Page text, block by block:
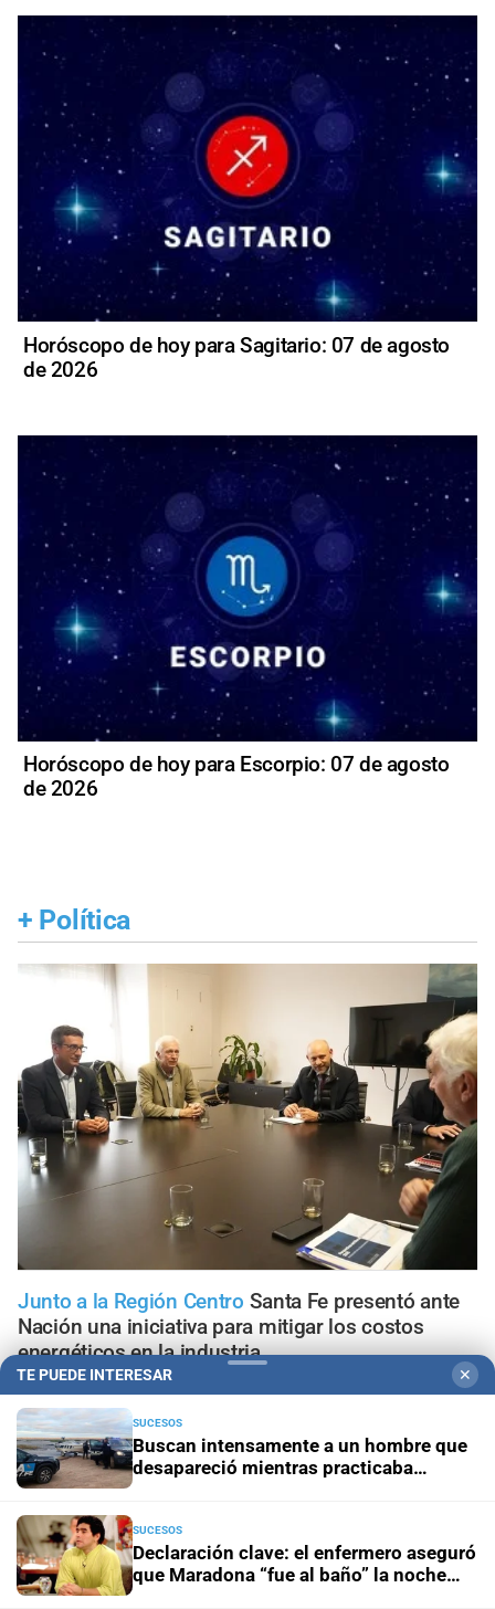
Horóscopo de hoy para Sagitario: 07 de agosto
de 2026
Horóscopo de hoy para Escorpio: 07 de agosto
de 2026
+ Política
Junto a la Región Centro Santa Fe presentó ante
Nación una iniciativa para mitigar los costos
energéticos en la industria
Media sanción para la emergencia
paraguas antes de que llegue El Niño
Media sanción
participación ciudadana prometida por la Reforma 2025
IndustriaNuevas reglas para importar líneas de
producción usadas en Argentina
TE PUEDE INTERESAR ✕
SUCESOS
Buscan intensamente a un hombre que
desapareció mientras practicaba
SUCESOS
Declaración clave: el enfermero aseguró
que Maradona “fue al baño” la noche